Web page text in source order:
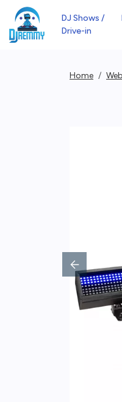
DJ Shows /
Drive-in
Home
Previous